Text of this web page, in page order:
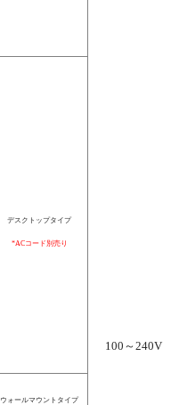
100～240V
デスクトップタイプ
*ACコード別売り
ウォールマウントタイプ